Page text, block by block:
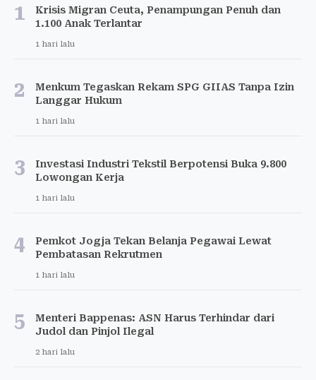
1
Krisis Migran Ceuta, Penampungan Penuh dan
1.100 Anak Terlantar
1 hari lalu
2
Menkum Tegaskan Rekam SPG GIIAS Tanpa Izin
Langgar Hukum
1 hari lalu
3
Investasi Industri Tekstil Berpotensi Buka 9.800
Lowongan Kerja
1 hari lalu
4
Pemkot Jogja Tekan Belanja Pegawai Lewat
Pembatasan Rekrutmen
1 hari lalu
5
Menteri Bappenas: ASN Harus Terhindar dari
Judol dan Pinjol Ilegal
2 hari lalu